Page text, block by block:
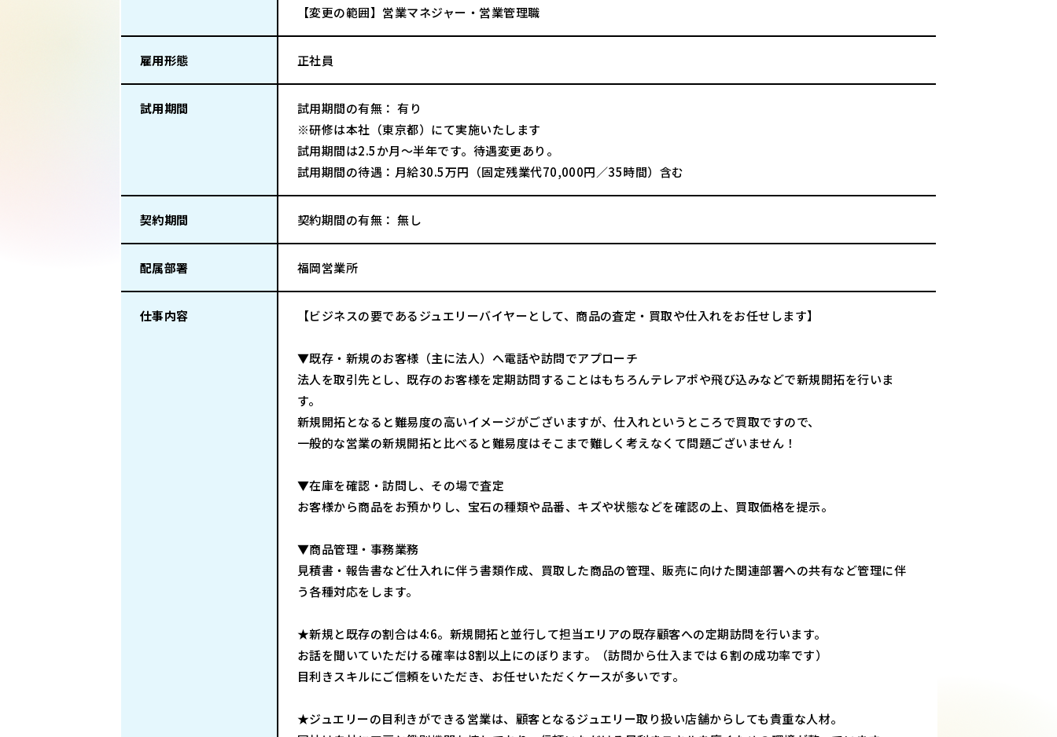
【変更の範囲】営業マネジャー・営業管理職
雇用形態 正社員
試用期間
試用期間の有無： 有り
※研修は本社（東京都）にて実施いたします
試用期間は2.5か月～半年です。待遇変更あり。
試用期間の待遇：月給30.5万円（固定残業代70,000円／35時間）含む
契約期間 契約期間の有無： 無し
配属部署 福岡営業所
仕事内容 【ビジネスの要であるジュエリーバイヤーとして、商品の査定・買取や仕入れをお任せします】
▼既存・新規のお客様（主に法人）へ電話や訪問でアプローチ
法人を取引先とし、既存のお客様を定期訪問することはもちろんテレアポや飛び込みなどで新規開拓を行いま
す。
新規開拓となると難易度の高いイメージがございますが、仕入れというところで買取ですので、
一般的な営業の新規開拓と比べると難易度はそこまで難しく考えなくて問題ございません！
▼在庫を確認・訪問し、その場で査定
お客様から商品をお預かりし、宝石の種類や品番、キズや状態などを確認の上、買取価格を提示。
▼商品管理・事務業務
見積書・報告書など仕入れに伴う書類作成、買取した商品の管理、販売に向けた関連部署への共有など管理に伴
う各種対応をします。
★新規と既存の割合は4:6。新規開拓と並行して担当エリアの既存顧客への定期訪問を行います。
お話を聞いていただける確率は8割以上にのぼります。（訪問から仕入までは６割の成功率です）
目利きスキルにご信頼をいただき、お任せいただくケースが多いです。
★ジュエリーの目利きができる営業は、顧客となるジュエリー取り扱い店舗からしても貴重な人材。